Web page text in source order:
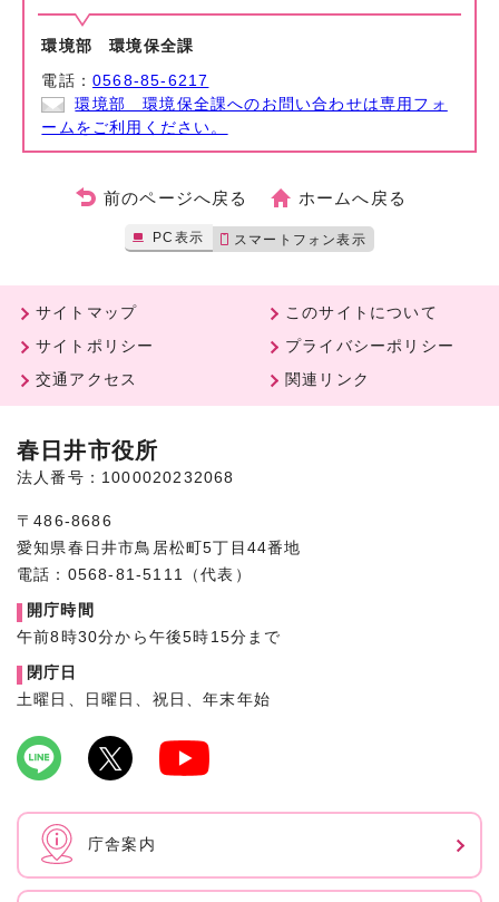
環境部 環境保全課
電話：0568-85-6217
環境部 環境保全課へのお問い合わせは専用フォ
ームをご利用ください。
前のページへ戻る ホームへ戻る
PC表示 スマートフォン表示
サイトマップ
このサイトについて
サイトポリシー
プライバシーポリシー
交通アクセス
関連リンク
春日井市役所
法人番号：1000020232068
〒486-8686
愛知県春日井市鳥居松町5丁目44番地
電話：0568-81-5111（代表）
開庁時間
午前8時30分から午後5時15分まで
閉庁日
土曜日、日曜日、祝日、年末年始
庁舎案内